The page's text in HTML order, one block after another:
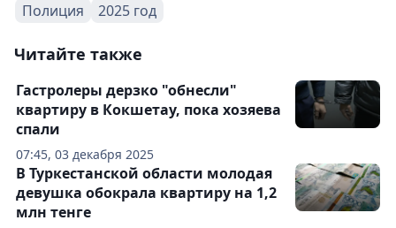
Полиция
2025 год
Читайте также
07:45, 03 декабря 2025
Гастролеры дерзко "обнесли"
квартиру в Кокшетау, пока хозяева
спали
В Туркестанской области молодая
девушка обокрала квартиру на 1,2
млн тенге